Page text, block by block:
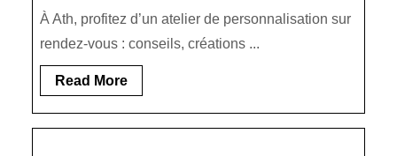
À Ath, profitez d’un atelier de personnalisation sur
rendez-vous : conseils, créations ...
Read MoreRead
More